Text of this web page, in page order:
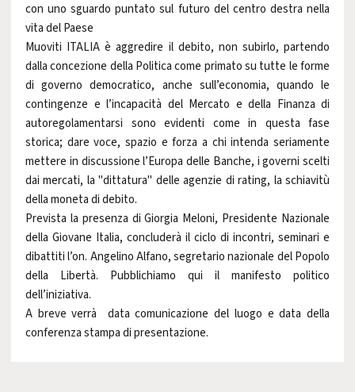
con uno sguardo puntato sul futuro del centro destra nella
vita del Paese
Muoviti ITALIA è aggredire il debito, non subirlo, partendo
dalla concezione della Politica come primato su tutte le forme
di governo democratico, anche sull’economia, quando le
contingenze e l’incapacità del Mercato e della Finanza di
autoregolamentarsi sono evidenti come in questa fase
storica; dare voce, spazio e forza a chi intenda seriamente
mettere in discussione l’Europa delle Banche, i governi scelti
dai mercati, la "dittatura" delle agenzie di rating, la schiavitù
della moneta di debito.
Prevista la presenza di Giorgia Meloni, Presidente Nazionale
della Giovane Italia, concluderà il ciclo di incontri, seminari e
dibattiti l’on. Angelino Alfano, segretario nazionale del Popolo
della Libertà. Pubblichiamo qui il manifesto politico
dell’iniziativa.
A breve verrà data comunicazione del luogo e data della
conferenza stampa di presentazione.